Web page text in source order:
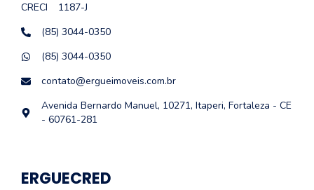
CRECI
1187-J
(85) 3044-0350
(85) 3044-0350
contato@ergueimoveis.com.br
Avenida Bernardo Manuel, 10271, Itaperi, Fortaleza - CE
- 60761-281
ERGUECRED